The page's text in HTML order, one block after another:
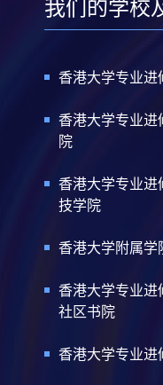
我们的学校
香港大学专业进
香港大学专业进
院
香港大学专业进
技学院
香港大学附属学
香港大学专业进
社区书院
香港大学专业进